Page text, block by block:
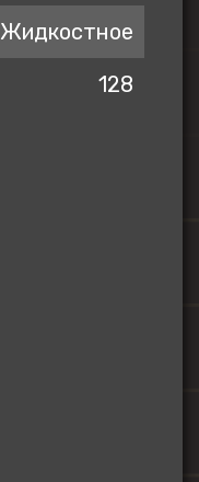
Жидкостное
128